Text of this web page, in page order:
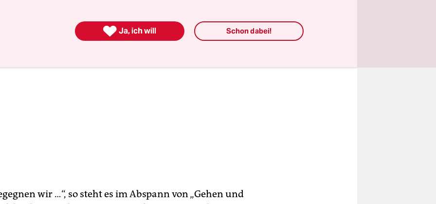
wir …“, so steht es im Abspann von „Gehen und
 Ja, ich will Schon dabei!